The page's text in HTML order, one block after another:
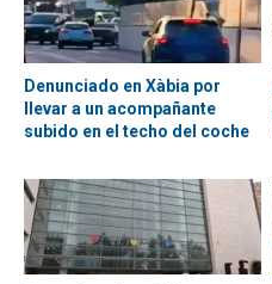
Denunciado en Xàbia por
llevar a un acompañante
subido en el techo del coche